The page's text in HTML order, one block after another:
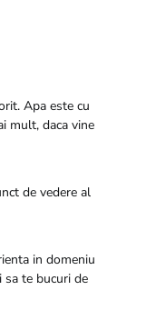
Apa este cu
mult, daca vine
de vedere al
in domeniu
sa te bucuri de